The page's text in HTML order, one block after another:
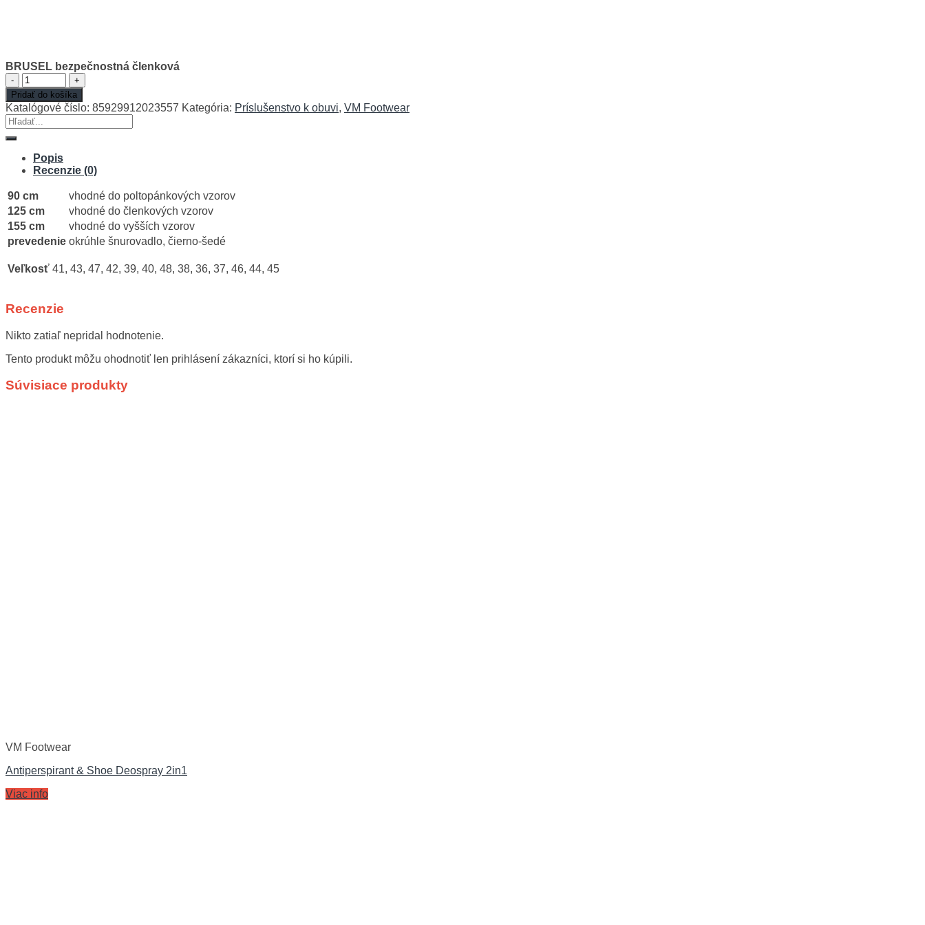
BRUSEL bezpečnostná členková
množstvo
BRUSEL
bezpečnostná
členková
Pridať do košíka
Katalógové číslo: 85929912023557 Kategória: Príslušenstvo k obuvi, VM Footwear
Hľadať:
Popis
Recenzie (0)
90 cm
vhodné do poltopánkových vzorov
125 cm
vhodné do členkových vzorov
155 cm
vhodné do vyšších vzorov
prevedenie okrúhle šnurovadlo, čierno-šedé
Veľkosť 41, 43, 47, 42, 39, 40, 48, 38, 36, 37, 46, 44, 45
Recenzie
Nikto zatiaľ nepridal hodnotenie.
Tento produkt môžu ohodnotiť len prihlásení zákazníci, ktorí si ho kúpili.
Súvisiace produkty
VM Footwear
Antiperspirant & Shoe Deospray 2in1
Viac info